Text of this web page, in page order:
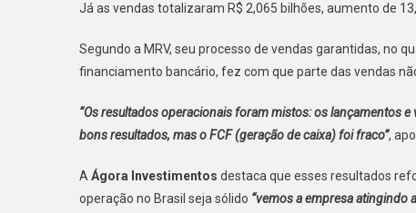
De
Fraca
Já as vendas totalizaram R$ 2,065 bilhões, aumento de
Segundo a MRV, seu processo de vendas garantidas, no
financiamento bancário, fez com que parte das vendas
“Os resultados operacionais foram mistos: os lançamentos
bons resultados, mas o FCF (geração de caixa) foi fraco”,
A Ágora Investimentos destaca que esses resultados
operação no Brasil seja sólido “vemos a empresa atingindo